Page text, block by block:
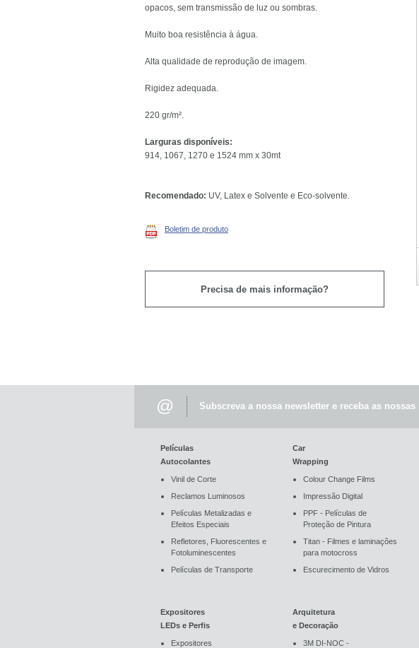
opacos, sem transmissão de luz ou sombras.
Muito boa resistência à água.
Alta qualidade de reprodução de imagem.
Rigidez adequada.
220 gr/m².
Larguras disponíveis:
914, 1067, 1270 e 1524 mm x 30mt
Recomendado: UV, Latex e Solvente e Eco-solvente.
Boletim de produto
Precisa de mais informação?
@ Subscreva a nossa newsletter e receba as
Películas
Autocolantes
Vinil de Corte
Reclamos Luminosos
Películas Metalizadas e
Efeitos Especiais
Refletores, Fluorescentes e
Fotoluminescentes
Películas de Transporte
Car
Wrapping
Colour Change Films
Impressão Digital
PPF - Películas de
Proteção de Pintura
Titan - Filmes e laminações
para motocross
Escurecimento de Vidros
Expositores
LEDs e Perfis
Expositores
Arquitetura
e Decoração
3M DI-NOC -